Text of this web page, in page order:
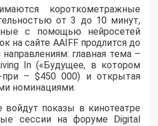
короткометражные
от 3 до 10 минут,
с помощью нейросетей
на сайте AAIFF продлится до
главная тема –
In («Будущее, в котором
при – $450 000) и открытая
номинациями.
войдут показы в кинотеатре
сессии на форуме Digital